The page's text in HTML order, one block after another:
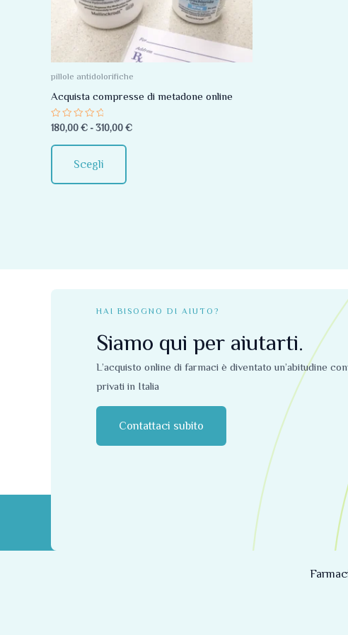
pillole antidolorifiche
Acquista compresse di metadone online
Valutato
0
su
5
180,00 € - 310,00 €
Scegli
Le
opzioni
possono
essere
scelte
pagina
del
HAI BISOGNO DI AIUTO?
Siamo qui per aiutarti.
L’acquisto online di farmaci è diventato un’abitudine
privati ​​in Italia
Contattaci subito